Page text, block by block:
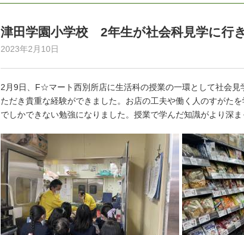
津田学園小学校 2年生が社会科見学に行
2023年2月10日
2月9日、F☆マート西別所店に生活科の授業の一環として社会
ただき貴重な経験ができました。お店の工夫や働く人のすがた
でしかできない勉強になりました。授業で学んだ知識がより深ま